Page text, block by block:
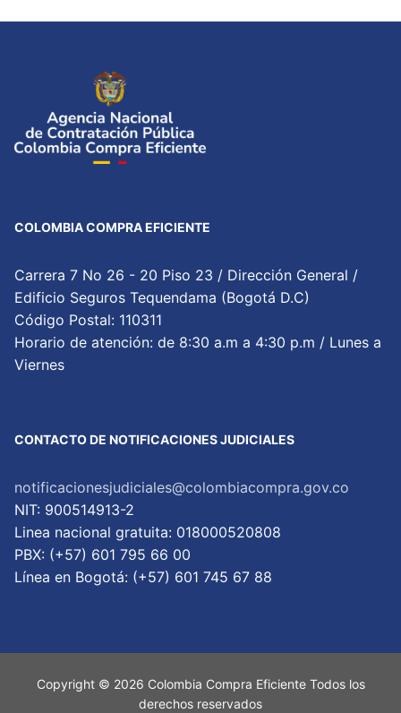
COLOMBIA COMPRA EFICIENTE
Carrera 7 No 26 - 20 Piso 23 / Dirección General /
Edificio Seguros Tequendama (Bogotá D.C)
Código Postal: 110311
Horario de atención: de 8:30 a.m a 4:30 p.m / Lunes a
Viernes
CONTACTO DE NOTIFICACIONES JUDICIALES
notificacionesjudiciales@colombiacompra.gov.co
NIT: 900514913-2
Linea nacional gratuita: 018000520808
PBX: (+57) 601 795 66 00
Lí­nea en Bogotá: (+57) 601 745 67 88
Copyright © 2026 Colombia Compra Eficiente Todos los
derechos reservados